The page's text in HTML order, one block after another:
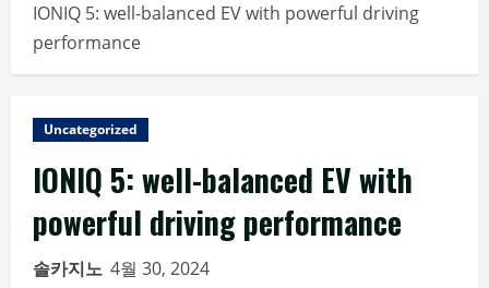
IONIQ 5: well-balanced EV with powerful driving
performance
Uncategorized
IONIQ 5: well-balanced EV with
powerful driving performance
솔카지노 4월 30, 2024